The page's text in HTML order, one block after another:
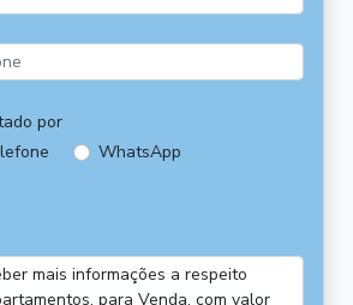
por
WhatsApp